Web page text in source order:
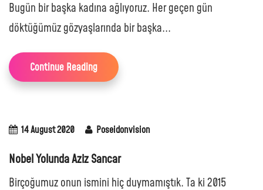
Bugün bir başka kadına ağlıyoruz. Her geçen gün
döktüğümüz gözyaşlarında bir başka...
Continue Reading
14 August 2020 Poseidonvision
Nobel Yolunda Aziz Sancar
Birçoğumuz onun ismini hiç duymamıştık. Ta ki 2015